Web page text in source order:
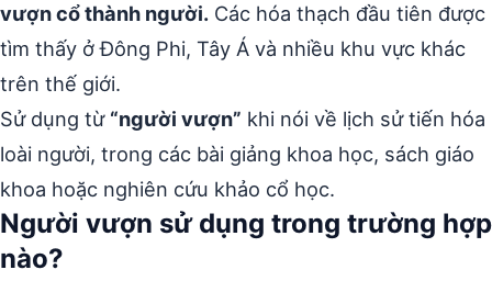
vượn cổ thành người. Các hóa thạch đầu tiên được
tìm thấy ở Đông Phi, Tây Á và nhiều khu vực khác
trên thế giới.
Sử dụng từ “người vượn” khi nói về lịch sử tiến hóa
loài người, trong các bài giảng khoa học, sách giáo
khoa hoặc nghiên cứu khảo cổ học.
Người vượn sử dụng trong trường hợp
nào?